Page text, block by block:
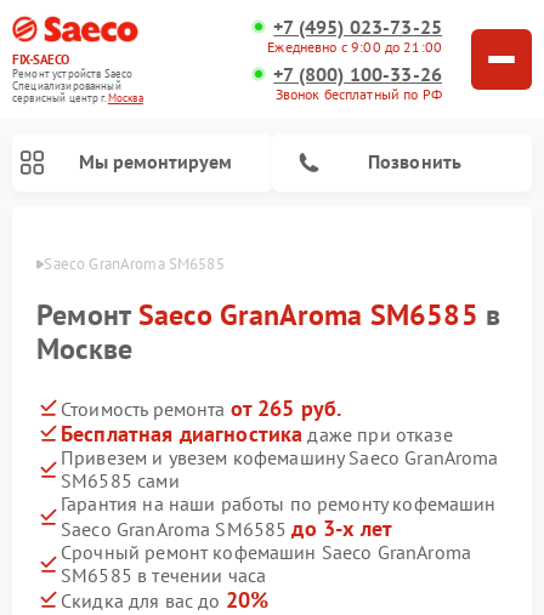
FIX-SAECO
Ремонт устройств Saeco
Специализированный
cервисный центр г.Москва
+7 (495) 023-73-25
Ежедневно с 9:00 до 21:00
+7 (800) 100-33-26
Звонок бесплатный по РФ
Мы ремонтируем Позвонить
Saeco GranAroma SM6585
РемонтSaeco GranAroma SM6585 в
Москве
Стоимость ремонта от 265 руб.
Бесплатная диагностика даже при отказе
Привезем и увезем кофемашину Saeco GranAroma
SM6585 сами
Гарантия на наши работы по ремонту кофемашин
Saeco GranAroma SM6585до 3-х лет
Срочный ремонт кофемашин Saeco GranAroma
SM6585 в течении часа
Скидка для вас до 20%